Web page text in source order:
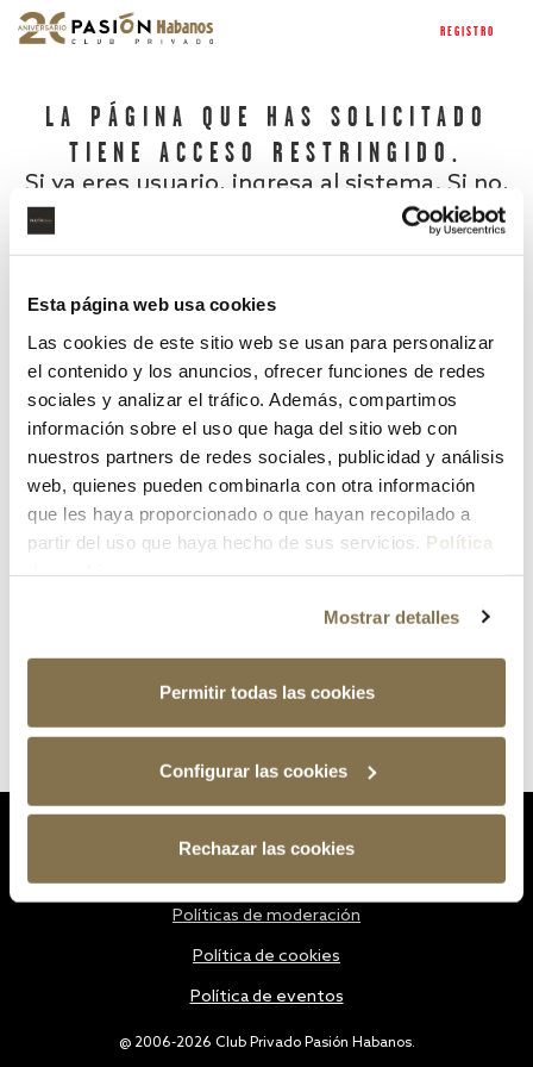
Esta página web usa cookies
Las cookies de este sitio web se usan para personalizar
el contenido y los anuncios, ofrecer funciones de redes
sociales y analizar el tráfico. Además, compartimos
información sobre el uso que haga del sitio web con
nuestros partners de redes sociales, publicidad y análisis
web, quienes pueden combinarla con otra información
que les haya proporcionado o que hayan recopilado a
partir del uso que haya hecho de sus servicios. Política
Mostrar detalles
Permitir todas las cookies
Configurar las cookies
Rechazar las cookies
REGISTRO
LA PÁGINA QUE HAS SOLICITADO
TIENE ACCESO RESTRINGIDO.
Si ya eres usuario, ingresa al sistema. Si no,
¿Has olvidado tu contraseña?
@ 2006-2026 Club Privado Pasión Habanos.
Políticas de moderación
Política de cookies
Política de eventos